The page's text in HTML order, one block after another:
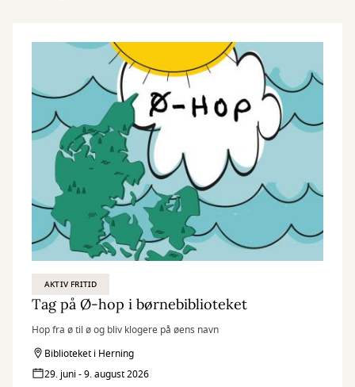
AKTIV FRITID
Tag på Ø-hop i børnebiblioteket
Hop fra ø til ø og bliv klogere på øens navn
Biblioteket i Herning
29. juni - 9. august 2026